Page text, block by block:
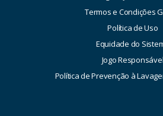
Termos e Condições
Política de Uso
Equidade do
Jogo Responsável
Política de Prevenção à